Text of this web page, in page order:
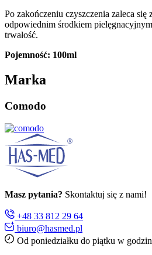
Po zakończeniu czyszczenia zaleca się
odpowiednim środkiem
trwałość.
Pojemność: 100ml
Marka
Comodo
Masz pytania? Skontaktuj się z nami!
+48 33 812 29 64
biuro@hasmed.pl
Od poniedziałku do piątku w